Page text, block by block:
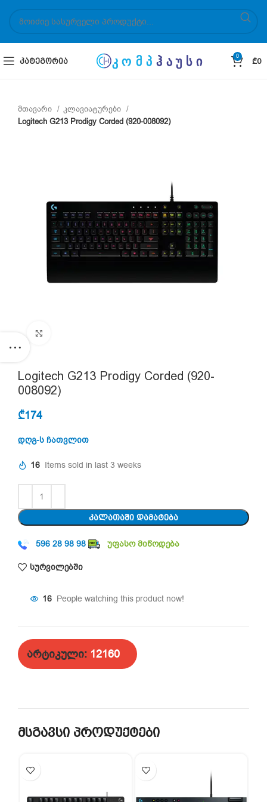
ᲙᲐᲢᲔᲒᲝᲠᲘᲐ
0
₾0
მთავარი
კლავიატურები
Logitech G213 Prodigy Corded (920-008092)
Logitech G213 Prodigy Corded (920-
008092)
₾174
დღგ-ს ჩათვლით
16 Items sold in last 3 weeks
ᲙᲐᲚᲐᲗᲐᲨᲘ ᲓᲐᲛᲐᲢᲔᲑᲐ
596 28 98 98 უფასო მიწოდება
სურვილებში
16 People watching this product now!
არტიკული: 12160
მსგავსი პროდუქტები